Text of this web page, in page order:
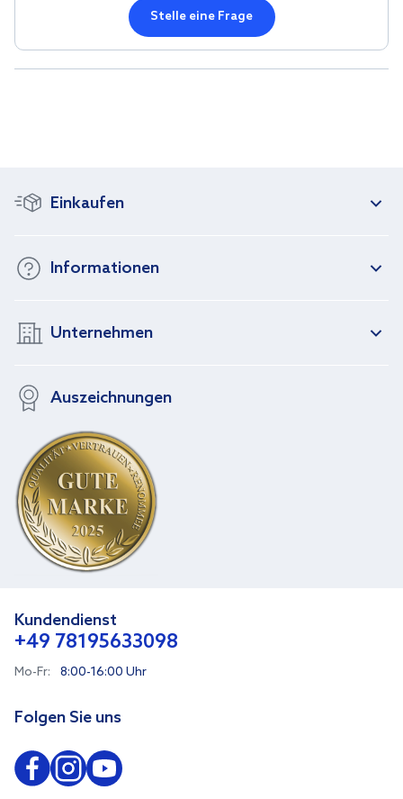
Stelle eine Frage
Einkaufen
Informationen
Unternehmen
Auszeichnungen
Kundendienst
+49 78195633098
Mo-Fr: 8:00-16:00 Uhr
Folgen Sie uns